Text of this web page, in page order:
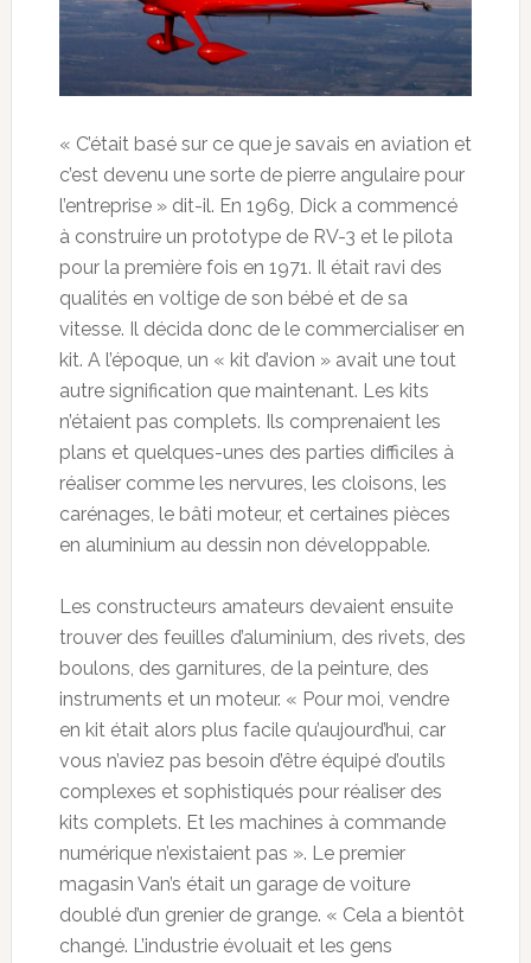
« C’était basé sur ce que je savais en aviation et
c’est devenu une sorte de pierre angulaire pour
l’entreprise » dit-il. En 1969, Dick a commencé
à construire un prototype de RV-3 et le pilota
pour la première fois en 1971. Il était ravi des
qualités en voltige de son bébé et de sa
vitesse. Il décida donc de le commercialiser en
kit. A l’époque, un « kit d’avion » avait une tout
autre signification que maintenant. Les kits
n’étaient pas complets. Ils comprenaient les
plans et quelques-unes des parties difficiles à
réaliser comme les nervures, les cloisons, les
carénages, le bâti moteur, et certaines pièces
en aluminium au dessin non développable.
Les constructeurs amateurs devaient ensuite
trouver des feuilles d’aluminium, des rivets, des
boulons, des garnitures, de la peinture, des
instruments et un moteur. « Pour moi, vendre
en kit était alors plus facile qu’aujourd’hui, car
vous n’aviez pas besoin d’être équipé d’outils
complexes et sophistiqués pour réaliser des
kits complets. Et les machines à commande
numérique n’existaient pas ». Le premier
magasin Van’s était un garage de voiture
doublé d’un grenier de grange. « Cela a bientôt
changé. L’industrie évoluait et les gens